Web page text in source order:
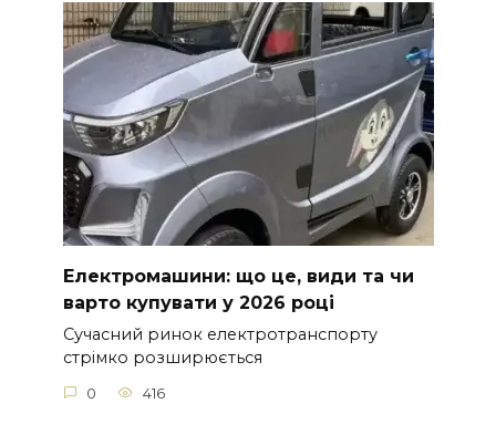
Електромашини: що це, види та чи
варто купувати у 2026 році
Сучасний ринок електротранспорту
стрімко розширюється
0 416